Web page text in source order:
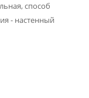
способ
- настенный